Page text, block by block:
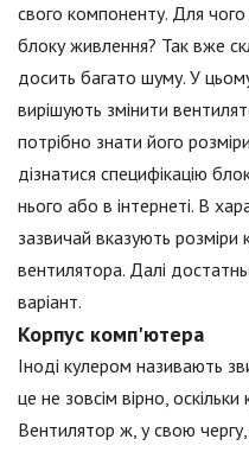
свого компоненту. Для
блоку живлення? Так вже
досить багато шуму. У
вирішують змінити
потрібно знати його
дізнатися специфікацію
нього або в інтернеті. В
зазвичай вказують розміри
вентилятора. Далі
варіант.
Корпус комп'ютера
Іноді кулером називають
це не зовсім вірно,
Вентилятор ж, у свою